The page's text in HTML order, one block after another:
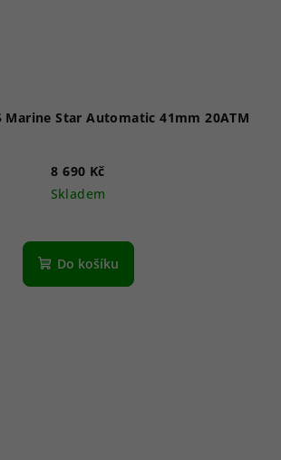
Marine Star Automatic 41mm 20ATM
8 690 Kč
Skladem
Do košíku